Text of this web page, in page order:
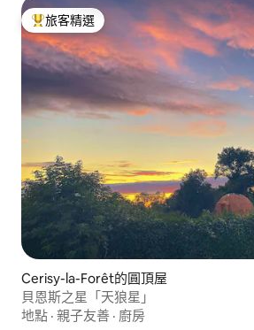
旅客精選榜首
旅客精選
Cerisy-la-Forêt的圓頂屋
貝恩斯之星「天狼星」
地點 · 親子友善 · 廚房